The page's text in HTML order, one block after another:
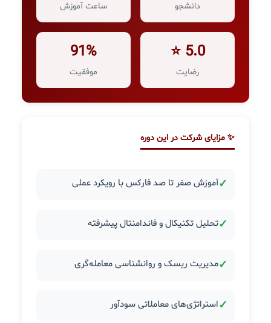
دانشجو ساعت آموزش
5.0 ⭐
رضایت
91%
موفقیت
✨ مزایای شرکت در این دوره
✓آموزش صفر تا صد فارکس با رویکرد عملی
✓تحلیل تکنیکال و فاندامنتال پیشرفته
✓مدیریت ریسک و روانشناسی معامله‌گری
✓استراتژی‌های معاملاتی سودآور